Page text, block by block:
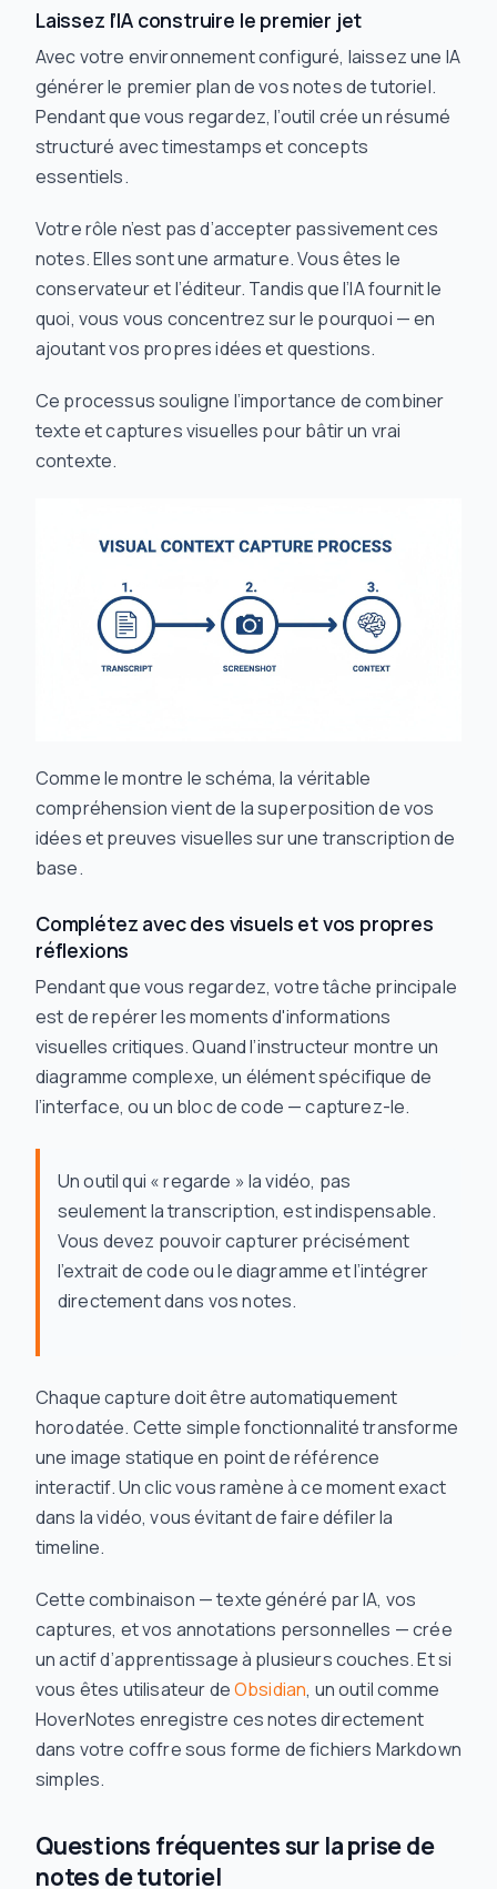
Laissez l’IA construire le premier jet
Avec votre environnement configuré, laissez une IA
générer le premier plan de vos notes de tutoriel.
Pendant que vous regardez, l’outil crée un résumé
structuré avec timestamps et concepts
essentiels.
Votre rôle n’est pas d’accepter passivement ces
notes. Elles sont une armature. Vous êtes le
conservateur et l’éditeur. Tandis que l’IA fournit le
quoi, vous vous concentrez sur le pourquoi — en
ajoutant vos propres idées et questions.
Ce processus souligne l’importance de combiner
texte et captures visuelles pour bâtir un vrai
contexte.
Comme le montre le schéma, la véritable
compréhension vient de la superposition de vos
idées et preuves visuelles sur une transcription de
base.
Complétez avec des visuels et vos propres
réflexions
Pendant que vous regardez, votre tâche principale
est de repérer les moments d'informations
visuelles critiques. Quand l’instructeur montre un
diagramme complexe, un élément spécifique de
l’interface, ou un bloc de code — capturez-le.
Un outil qui « regarde » la vidéo, pas
seulement la transcription, est indispensable.
Vous devez pouvoir capturer précisément
l’extrait de code ou le diagramme et l’intégrer
directement dans vos notes.
Chaque capture doit être automatiquement
horodatée. Cette simple fonctionnalité transforme
une image statique en point de référence
interactif. Un clic vous ramène à ce moment exact
dans la vidéo, vous évitant de faire défiler la
timeline.
Cette combinaison — texte généré par IA, vos
captures, et vos annotations personnelles — crée
un actif d’apprentissage à plusieurs couches. Et si
vous êtes utilisateur deObsidian, un outil comme
HoverNotes enregistre ces notes directement
dans votre coffre sous forme de fichiers Markdown
simples.
Questions fréquentes sur la prise de
notes de tutoriel